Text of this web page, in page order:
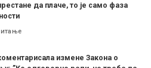
да плаче, то је само фаза
измене Закона о